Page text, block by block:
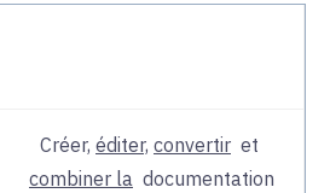
Créer, éditer, convertir et
combiner la documentation